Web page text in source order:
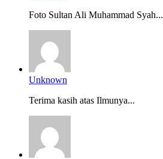
Foto Sultan Ali Muhammad Syah...
Unknown
Terima kasih atas Ilmunya...